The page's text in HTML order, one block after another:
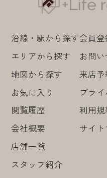
沿線・駅から探す
エリアから探す
地図から探す
お気に入り
閲覧履歴
会社概要
店舗一覧
スタッフ紹介
会員登
お問
来店予
プラ
利用規
サイ